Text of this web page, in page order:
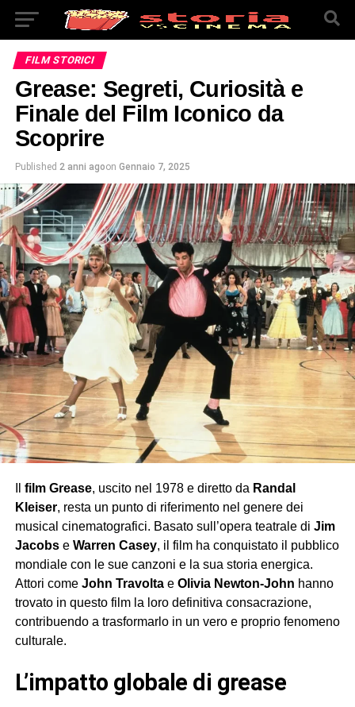
FILM STORICI
Grease: Segreti, Curiosità e
Finale del Film Iconico da
Scoprire
Published 2 anni agoon Gennaio 7, 2025
film Grease, uscito nel 1978 e diretto da Randal
Kleiser, resta un punto di riferimento nel genere dei
musical cinematografici. Basato sull’opera teatrale di Jim
Jacobse Warren Casey, il film ha conquistato il pubblico
mondiale con le sue canzoni e la sua storia energica.
Attori come John Travoltae Olivia Newton-John hanno
trovato in questo film la loro definitiva consacrazione,
contribuendo a trasformarlo in un vero e proprio fenomeno
culturale.
l’impatto globale di grease